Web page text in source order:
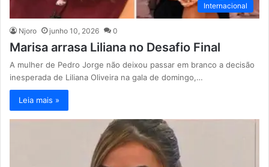
Internacional
Njoro junho 10, 2026 0
Marisa arrasa Liliana no Desafio Final
A mulher de Pedro Jorge não deixou passar em branco a decisão
inesperada de Liliana Oliveira na gala de domingo,…
Leia mais »